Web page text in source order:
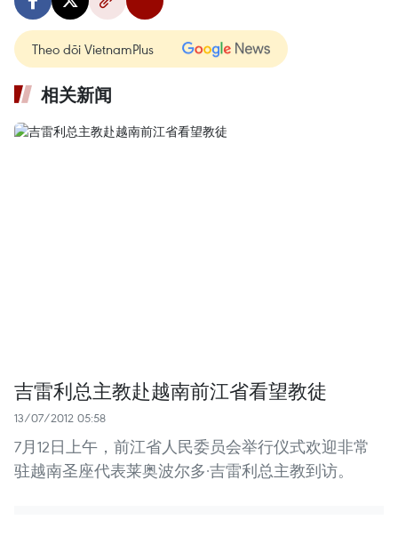
Theo dõi VietnamPlus
相关新闻
吉雷利总主教赴越南前江省看望教徒
13/07/2012 05:58
7月12日上午，前江省人民委员会举行仪式欢迎非常
驻越南圣座代表莱奥波尔多·吉雷利总主教到访。